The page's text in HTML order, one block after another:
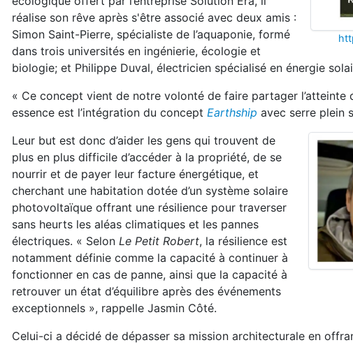
réalise son rêve après s'être associé avec deux amis :
Simon Saint-Pierre, spécialiste de l’aquaponie, formé
dans trois universités en ingénierie, écologie et
biologie; et Philippe Duval, électricien spécialisé en énergie
« Ce concept vient de notre volonté de faire partager l’atteinte
essence est l’intégration du concept Earthship avec serre plein
Leur but est donc d’aider les gens qui trouvent de
plus en plus difficile d’accéder à la propriété, de se
nourrir et de payer leur facture énergétique, et
cherchant une habitation dotée d’un système solaire
photovoltaïque offrant une résilience pour traverser
sans heurts les aléas climatiques et les pannes
électriques. « Selon Le Petit Robert, la résilience est
notamment définie comme la capacité à continuer à
fonctionner en cas de panne, ainsi que la capacité à
retrouver un état d’équilibre après des événements
exceptionnels », rappelle Jasmin Côté.
Celui-ci a décidé de dépasser sa mission architecturale en